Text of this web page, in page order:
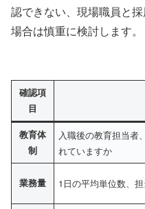
認できない、現場職員と
場合は慎重に検討します。
確認項
目
教育体
制
入職後の教育担当者
れていますか
業務量 1日の平均単位数、